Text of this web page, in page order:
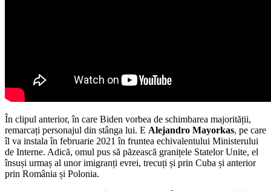
În clipul anterior, în care Biden vorbea de schimbarea majorității,
remarcați personajul din stânga lui. E Alejandro Mayorkas, pe care
îl va instala în februarie 2021 în fruntea echivalentului Ministerului
de Interne. Adică, omul pus să păzească granițele Statelor Unite, el
însuși urmaș al unor imigranți evrei, trecuți și prin Cuba și anterior
prin România și Polonia.